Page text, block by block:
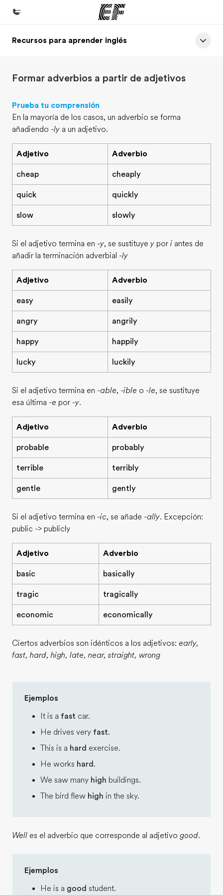
Inicio
Programas
Oficinas
Encuentra una oficina
Sobre nosotros
Quiénes somos
Trabajos
Recursos para aprender inglés
Formar adverbios a partir de adjetivos
Prueba tu comprensión
En la mayoría de los casos, un adverbio se forma
añadiendo -ly a un adjetivo.
Adjetivo Adverbio
cheap cheaply
quick quickly
slow slowly
Si el adjetivo termina en -y, se sustituye y por i antes de
añadir la terminación adverbial -ly
Adjetivo Adverbio
easy easily
angry angrily
happy happily
lucky luckily
Si el adjetivo termina en -able, -ible o -le, se sustituye
esa última -e por -y.
Adjetivo Adverbio
probable probably
terrible terribly
gentle gently
Si el adjetivo termina en -ic, se añade -ally. Excepción:
public -> publicly
Adjetivo Adverbio
basic basically
tragic tragically
economic economically
Ciertos adverbios son idénticos a los adjetivos: early,
fast, hard, high, late, near, straight, wrong
Ejemplos
It is a fast car.
He drives very fast.
This is a hard exercise.
He works hard .
We saw many high buildings.
The bird flew high in the sky.
Well es el adverbio que corresponde al adjetivo good.
Ejemplos
He is a good student.